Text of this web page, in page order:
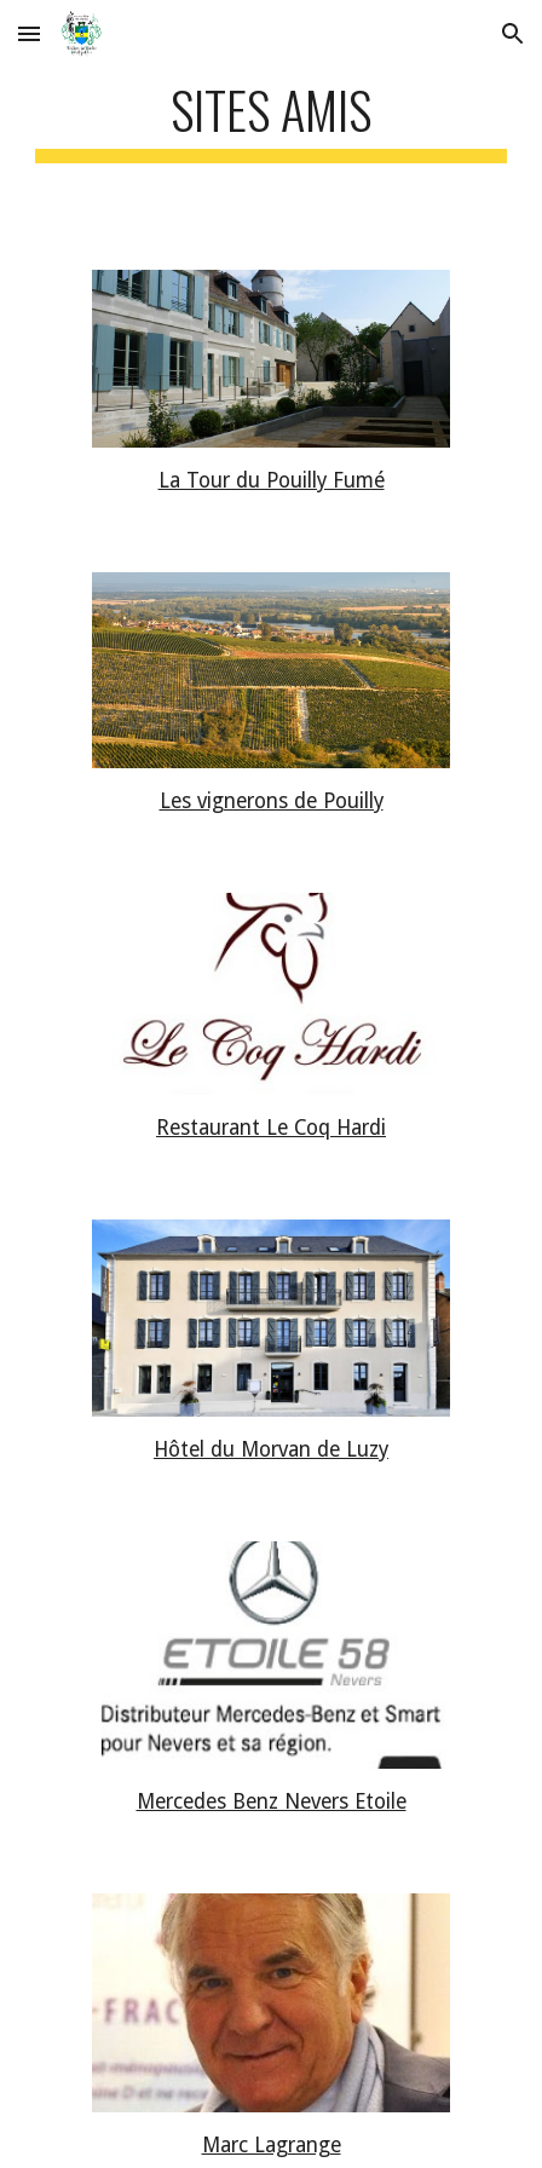
Skip to main content Skip to navigation
SITES AMIS
La Tour du Pouilly Fumé
Les vignerons de Pouilly
Restaurant Le Coq Hardi
Hôtel du Morvan de Luzy
Mercedes Benz Nevers Etoile
Marc Lagrange